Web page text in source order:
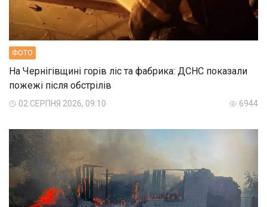
ФОТО
На Чернігівщині горів ліс та фабрика: ДСНС показали
пожежі після обстрілів
02 СЕРПНЯ 2026, 09:10 6944